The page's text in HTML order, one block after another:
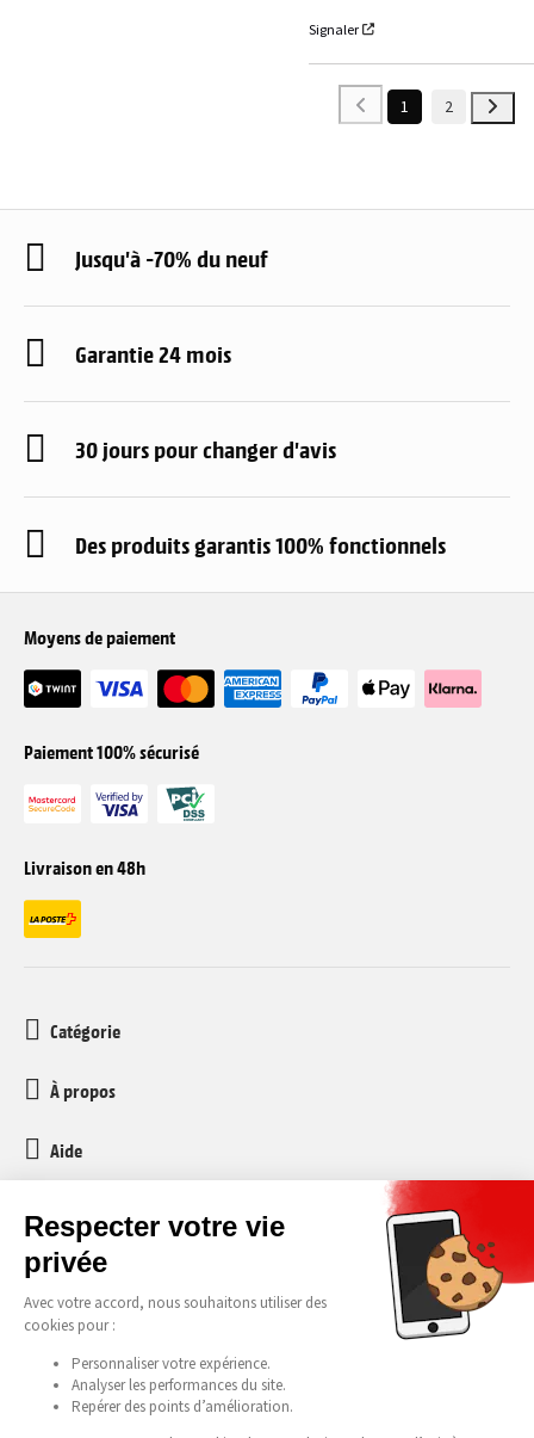
Signaler
1 2
Jusqu'à -70% du neuf
Garantie 24 mois
30 jours pour changer d'avis
Des produits garantis 100% fonctionnels
Moyens de paiement
Paiement 100% sécurisé
Livraison en 48h
Catégorie
À propos
Aide
Service client
media-markt-refurbished@recommerce.com
Lundi-Vendredi 08:00-17:00